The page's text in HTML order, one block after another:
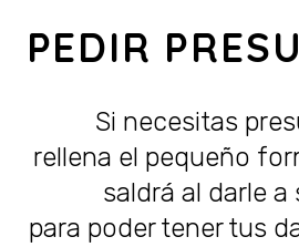
PEDIR
Si necesitas
rellena el pequeño
saldrá al darle a
para poder tener tus